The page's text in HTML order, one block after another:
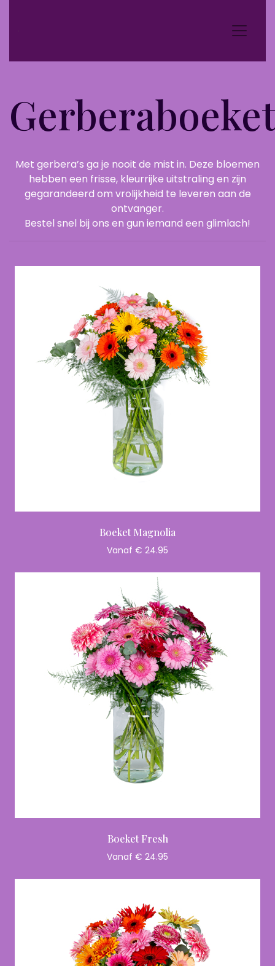
Met gerbera’s ga je nooit de mist in. Deze bloemen
hebben een frisse, kleurrijke uitstraling en zijn
gegarandeerd om vrolijkheid te leveren aan de
ontvanger.
Bestel snel bij ons en gun iemand een glimlach!
Boeket Magnolia
Vanaf € 24.95
Boeket Fresh
Vanaf € 24.95